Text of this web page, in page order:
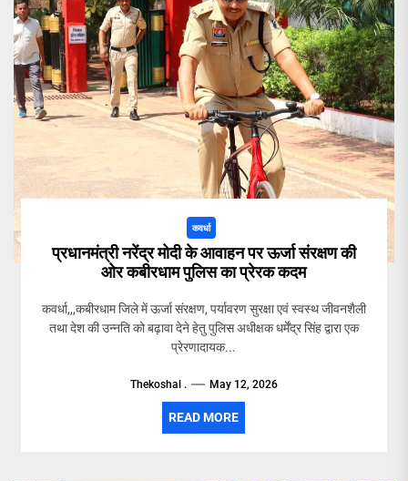
कवर्धा
प्रधानमंत्री नरेंद्र मोदी के आवाहन पर ऊर्जा संरक्षण की
ओर कबीरधाम पुलिस का प्रेरक कदम
कवर्धा,,,कबीरधाम जिले में ऊर्जा संरक्षण, पर्यावरण सुरक्षा एवं स्वस्थ जीवनशैली
तथा देश की उन्नति को बढ़ावा देने हेतु पुलिस अधीक्षक धर्मेंद्र सिंह द्वारा एक
प्रेरणादायक...
Thekoshal . May 12, 2026
READ MORE